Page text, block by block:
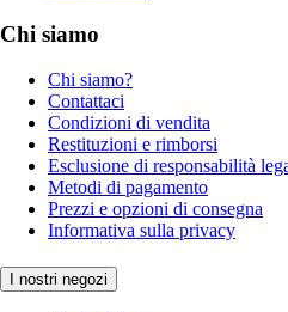
Chi siamo
Chi siamo?
Contattaci
Condizioni di vendita
Restituzioni e rimborsi
Esclusione di responsabilità
Metodi di pagamento
Prezzi e opzioni di consegna
Informativa sulla privacy
I nostri negozi